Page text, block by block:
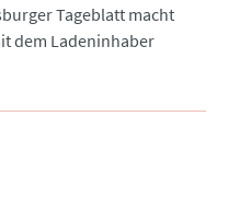
Tageblatt macht
dem Ladeninhaber